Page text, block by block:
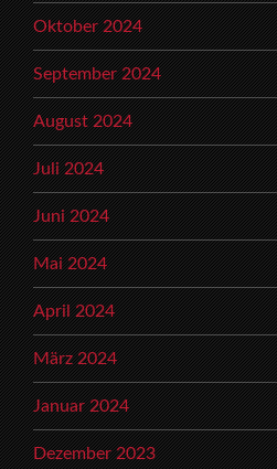
Oktober 2024
September 2024
August 2024
Juli 2024
Juni 2024
Mai 2024
April 2024
März 2024
Januar 2024
Dezember 2023